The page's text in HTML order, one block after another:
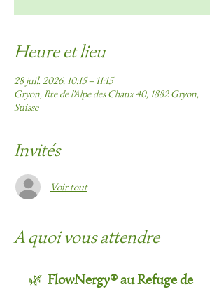
Heure et lieu
28 juil. 2026, 10:15 – 11:15
Gryon, Rte de l'Alpe des Chaux 40, 1882 Gryon,
Suisse
Invités
Voir tout
A quoi vous attendre
🌿 FlowNergy® au Refuge de